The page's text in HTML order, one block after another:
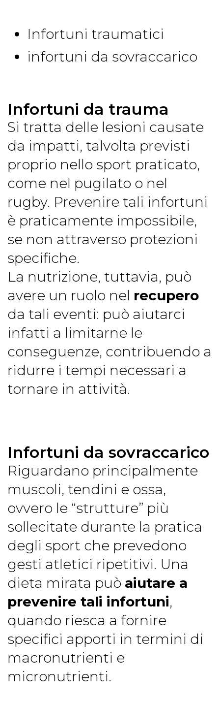
Infortuni traumatici
infortuni da sovraccarico
Infortuni da trauma
Si tratta delle lesioni causate
da impatti, talvolta previsti
proprio nello sport praticato,
come nel pugilato o nel
rugby. Prevenire tali infortuni
è praticamente impossibile,
se non attraverso protezioni
specifiche.
La nutrizione, tuttavia, può
avere un ruolo nel recupero
da tali eventi: può aiutarci
infatti a limitarne le
conseguenze, contribuendo a
ridurre i tempi necessari a
tornare in attività.
Infortuni da sovraccarico
Riguardano principalmente
muscoli, tendini e ossa,
ovvero le “strutture” più
sollecitate durante la pratica
degli sport che prevedono
gesti atletici ripetitivi. Una
dieta mirata può aiutare a
prevenire tali infortuni,
quando riesca a fornire
specifici apporti in termini di
macronutrienti e
micronutrienti.